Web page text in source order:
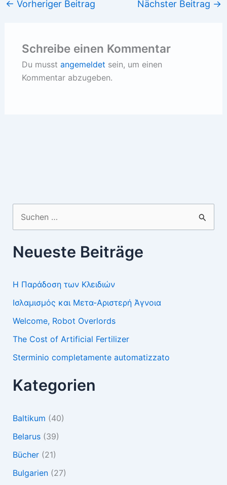
← Vorheriger Beitrag Nächster Beitrag →
Schreibe einen Kommentar
Du musst angemeldet sein, um einen
Kommentar abzugeben.
nach:
Neueste Beiträge
Η Παράδοση των Κλειδιών
Ισλαμισμός και Μετα-Αριστερή Άγνοια
Welcome, Robot Overlords
The Cost of Artificial Fertilizer
Sterminio completamente automatizzato
Kategorien
Baltikum (40)
Belarus(39)
Bücher(21)
Bulgarien(27)